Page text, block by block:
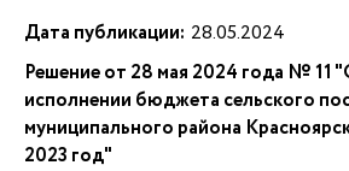
Дата публикации: 28.05.2024
Решение от 28 мая 2024 года № 11
исполнении бюджета сельского
муниципального района
2023 год"